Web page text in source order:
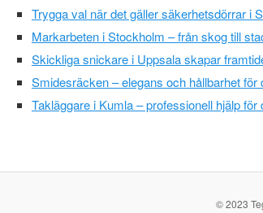
Trygga val när det gäller säkerhetsdörrar i
Markarbeten i Stockholm – från skog till
Skickliga snickare i Uppsala skapar
Smidesräcken – elegans och hållbarhet för
Takläggare i Kumla – professionell hjälp för
© 2023